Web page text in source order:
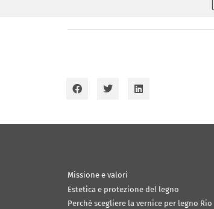
Missione e valori
Estetica e protezione del legno
Perché scegliere la vernice per legno Rio